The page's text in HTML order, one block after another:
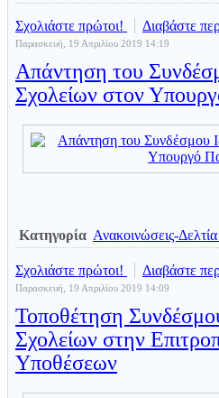
Σχολιάστε πρώτοι! Διαβάστε
Παρασκευή, 19 Απριλίου 2019 14:19
Απάντηση του
Σχολείων στον
Κατηγορία Ανακοινώσεις-
Σχολιάστε πρώτοι! Διαβάστε
Παρασκευή, 19 Απριλίου 2019 14:09
Τοποθέτηση
Σχολείων στην
Υποθέσεων